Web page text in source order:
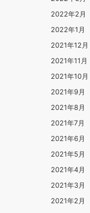
2022年2月
2022年1月
2021年12月
2021年11月
2021年10月
2021年9月
2021年8月
2021年7月
2021年6月
2021年5月
2021年4月
2021年3月
2021年2月